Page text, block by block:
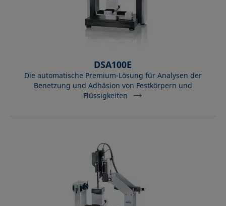
DSA100E
Die automatische Premium-Lösung für Analysen der
Benetzung und Adhäsion von Festkörpern und
Flüssigkeiten